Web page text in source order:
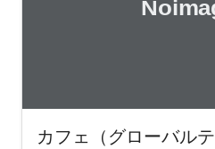
カフェ（グローバル